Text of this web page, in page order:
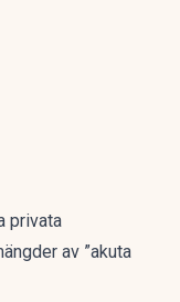
privata
av ”akuta